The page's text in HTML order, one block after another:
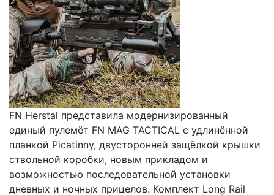
FN Herstal представила модернизированный
единый пулемёт FN MAG TACTICAL с удлинённой
планкой Picatinny, двусторонней защёлкой крышки
ствольной коробки, новым прикладом и
возможностью последовательной установки
дневных и ночных прицелов. Комплект Long Rail